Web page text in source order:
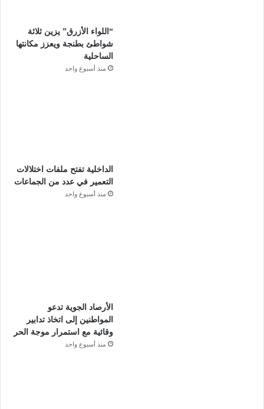
“اللواء الأزرق” يزين ثلاثة
شواطئ بطنجة ويعزز مكانتها
الساحلية
منذ أسبوع واحد
الداخلية تفتح ملفات اختلالات
التعمير في عدد من الجماعات
منذ أسبوع واحد
الأرصاد الجوية تدعو
المواطنين إلى اتخاذ تدابير
وقائية مع استمرار موجة الحر
منذ أسبوع واحد